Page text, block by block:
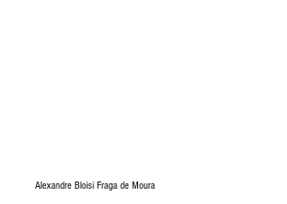
Alexandre Bloisi Fraga de Moura